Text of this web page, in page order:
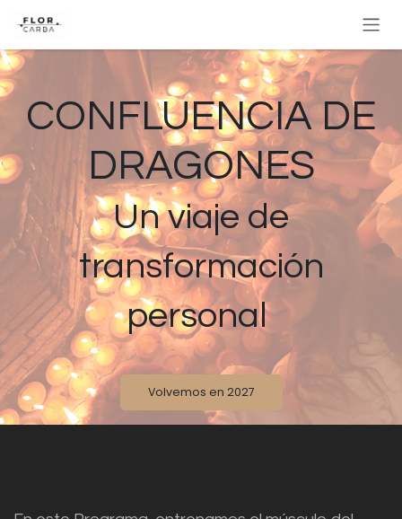
CONFLUENCIA DE
DRAGONES
Un viaje de
transformación
personal
Volvemos en 2027